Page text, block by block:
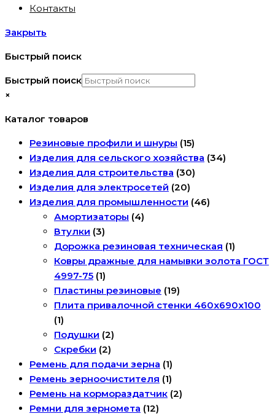
Контакты
Закрыть
Быстрый поиск
Быстрый поиск
×
Каталог товаров
Резиновые профили и шнуры (15)
Изделия для сельского хозяйства (34)
Изделия для строительства (30)
Изделия для электросетей (20)
Изделия для промышленности (46)
Амортизаторы (4)
Втулки (3)
Дорожка резиновая техническая (1)
Ковры дражные для намывки золота ГОСТ
4997-75 (1)
Пластины резиновые (19)
Плита привалочной стенки 460х690х100
(1)
Подушки (2)
Скребки (2)
Ремень для подачи зерна (1)
Ремень зерноочистителя (1)
Ремень на кормораздатчик (2)
Ремни для зерномета (12)